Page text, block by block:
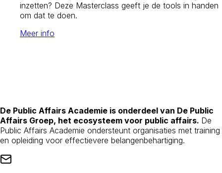
inzetten? Deze Masterclass geeft je de tools in handen
om dat te doen.
Meer info
De Public Affairs Academie is onderdeel van De Public
Affairs Groep, het ecosysteem voor public affairs. De
Public Affairs Academie ondersteunt organisaties met training
en opleiding voor effectievere belangenbehartiging.